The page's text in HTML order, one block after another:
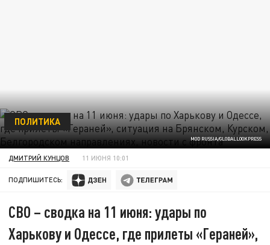
MOD RUSSIA/GLOBALLOOKPRESS
ПОЛИТИКА
ДМИТРИЙ КУНЦОВ 11 ИЮНЯ 10:01
ПОДПИШИТЕСЬ:
СВО – сводка на 11 июня: удары по
Харькову и Одессе, где прилеты «Гераней»,